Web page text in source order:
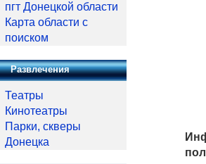
пгт Донецкой области
Карта области с
поиском
Развлечения
Театры
Кинотеатры
Парки, скверы
Донецка